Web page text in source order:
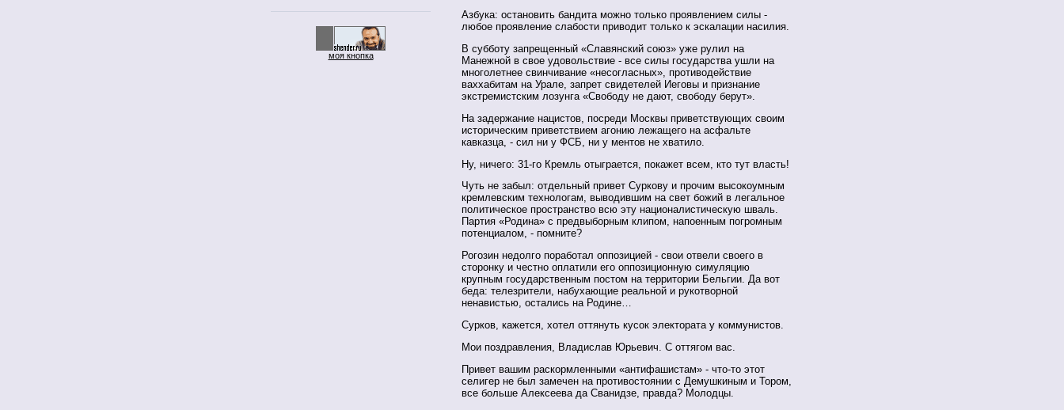
моя кнопка
Азбука: остановить бандита можно только проявлением силы -
любое проявление слабости приводит только к эскалации насилия.
В субботу запрещенный «Славянский союз» уже рулил на
Манежной в свое удовольствие - все силы государства ушли на
многолетнее свинчивание «несогласных», противодействие
ваххабитам на Урале, запрет свидетелей Иеговы и признание
экстремистским лозунга «Свободу не дают, свободу берут».
На задержание нацистов, посреди Москвы приветствующих своим
историческим приветствием агонию лежащего на асфальте
кавказца, - сил ни у ФСБ, ни у ментов не хватило.
Ну, ничего: 31-го Кремль отыграется, покажет всем, кто тут власть!
Чуть не забыл: отдельный привет Суркову и прочим высокоумным
кремлевским технологам, выводившим на свет божий в легальное
политическое пространство всю эту националистическую шваль.
Партия «Родина» с предвыборным клипом, напоенным погромным
потенциалом, - помните?
Рогозин недолго поработал оппозицией - свои отвели своего в
сторонку и честно оплатили его оппозиционную симуляцию
крупным государственным постом на территории Бельгии. Да вот
беда: телезрители, набухающие реальной и рукотворной
ненавистью, остались на Родине…
Сурков, кажется, хотел оттянуть кусок электората у коммунистов.
Мои поздравления, Владислав Юрьевич. С оттягом вас.
Привет вашим раскормленными «антифашистам» - что-то этот
селигер не был замечен на противостоянии с Демушкиным и Тором,
все больше Алексеева да Сванидзе, правда? Молодцы.